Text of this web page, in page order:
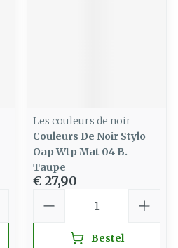
Les couleurs de noir
Couleurs De Noir Stylo
Oap Wtp Mat 04 B.
Taupe
€ 27,90
Bestel